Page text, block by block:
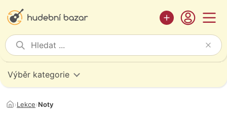
Výběr kategorie
›Lekce›Noty